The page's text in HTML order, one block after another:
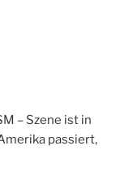
– Szene ist in
passiert,